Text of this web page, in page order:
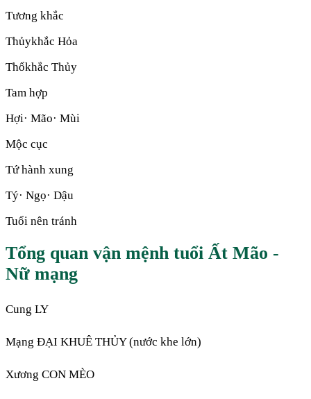
Tương khắc
Thủykhắc Hỏa
Thổkhắc Thủy
Tam hợp
Hợi· Mão· Mùi
Mộc cục
Tứ hành xung
Tý· Ngọ· Dậu
Tuổi nên tránh
Tổng quan vận mệnh tuổi Ất Mão -
Nữ mạng
Cung LY
Mạng ĐẠI KHUÊ THỦY (nước khe lớn)
Xương CON MÈO